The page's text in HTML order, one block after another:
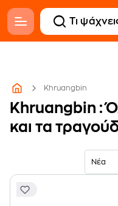
Khruangbin
Khruangbin :
και τα
Νέα